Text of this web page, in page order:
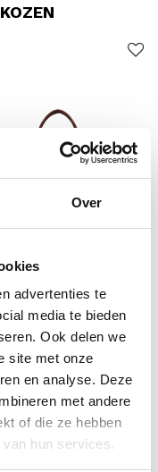
Over
advertenties te
media te bieden
Ook delen we
site met onze
en analyse. Deze
met andere
of die ze hebben
hun services.
schoudertas /
dames birina
49,95